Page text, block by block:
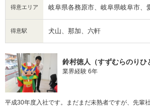
得意エリア 岐阜県各務原市、岐阜県岐阜市、
得意駅 犬山、那加、六軒
鈴村徳人（すずむらのりひ
業界経験 6年
平成30年度入社です。まだまだ未熟者ですが、先輩